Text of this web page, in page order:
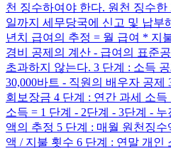
천 징수하여야 한다. 원천 징수
일까지 세무당국에 신고 및 납부
년치 급여의 추정 = 월 급여 * 지
경비 공제의 계산 - 급여의 표준
초과하지 않는다. 3 단계 : 소득
30,000바트 - 직원의 배우자 공제
회보장금 4 단계 : 연간 과세 소득
소득 = 1 단계 - 2단계 - 3단계 -
액의 추정 5 단계 : 매월 원천징
액 / 지불 횟수 6 단계 : 연말 개인